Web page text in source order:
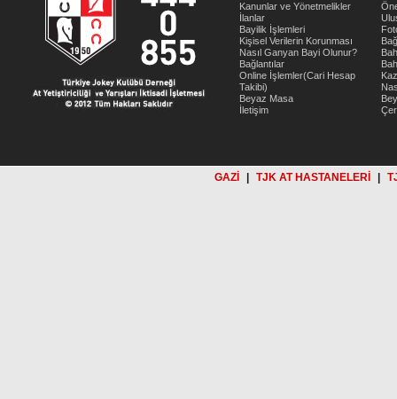
Kanunlar ve Yönetmelikler
İlanlar
Bayilik İşlemleri
Kişisel Verilerin Korunması
Nasıl Ganyan Bayi Olunur?
Bağlantılar
Online İşlemler(Cari Hesap
Takibi)
Beyaz Masa
İletişim
GAZİ TJK AT HASTANELERİ